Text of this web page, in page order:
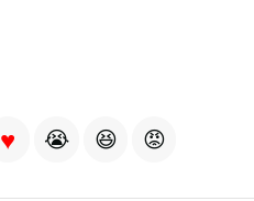
♥ 😭 😆 😡